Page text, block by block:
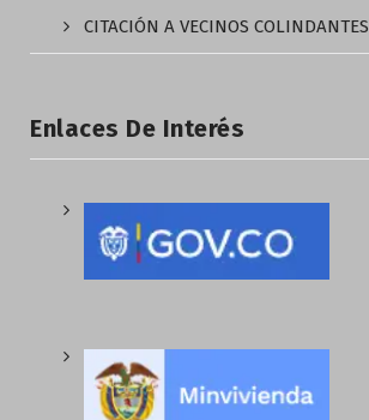
CITACIÓN A VECINOS COLINDANTES
Enlaces De Interés